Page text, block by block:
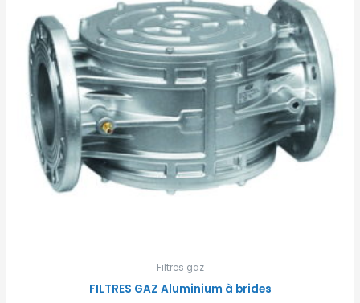
Filtres gaz
FILTRES GAZ Aluminium à brides